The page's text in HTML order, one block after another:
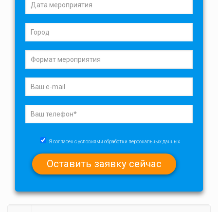
Я согласен с условиями обработки персональных данных